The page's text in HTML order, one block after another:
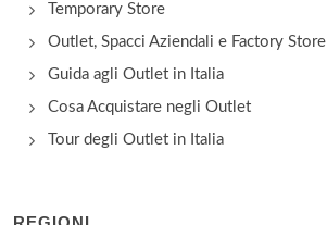
Temporary Store
Outlet, Spacci Aziendali e Factory Store
Guida agli Outlet in Italia
Cosa Acquistare negli Outlet
Tour degli Outlet in Italia